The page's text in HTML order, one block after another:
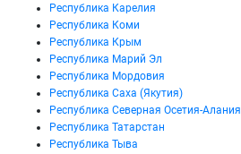
Республика Карелия
Республика Коми
Республика Крым
Республика Марий Эл
Республика Мордовия
Республика Саха (Якутия)
Республика Северная Осетия-Алания
Республика Татарстан
Республика Тыва